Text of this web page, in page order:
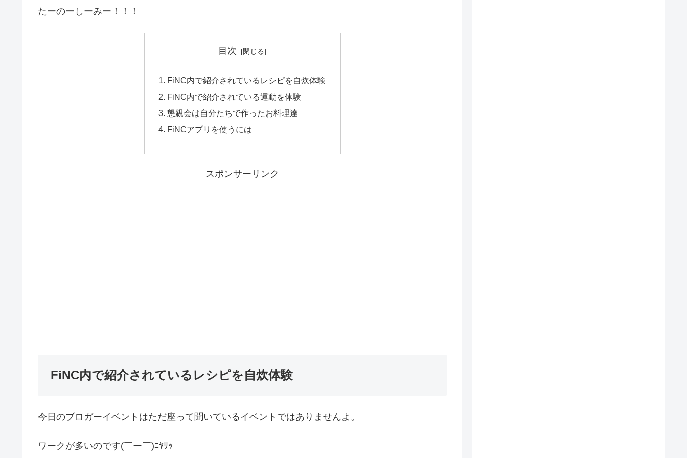
たーのーしーみー！！！
目次
FiNC内で紹介されているレシピを自炊体験
FiNC内で紹介されている運動を体験
懇親会は自分たちで作ったお料理達
FiNCアプリを使うには
スポンサーリンク
FiNC内で紹介されているレシピを自炊体験
今日のブロガーイベントはただ座って聞いているイベントではありませんよ。
ワークが多いのです(￣ー￣)ﾆﾔﾘｯ